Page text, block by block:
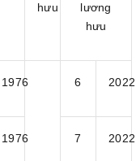
hưu
lương
hưu
1976 6 2022
1976 7 2022